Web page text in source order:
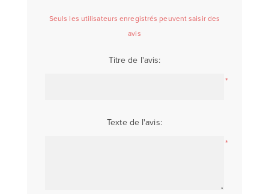
Seuls les utilisateurs enregistrés peuvent saisir des
avis
Titre de l'avis:
*
Texte de l'avis:
*